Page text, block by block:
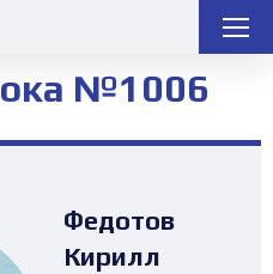
№1006
Федотов
Кирилл